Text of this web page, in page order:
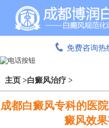
免费咨询热
主页 >白癜风治疗 >
成都白癜风专科的医
癜风效